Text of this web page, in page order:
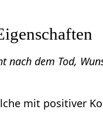
nach dem Tod,
mit positiver